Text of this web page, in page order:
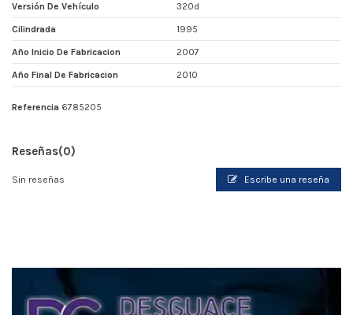
Versión De Vehículo 320d
Cilindrada 1995
Año Inicio De Fabricacion 2007
Año Final De Fabricacion 2010
Referencia 6785205
Reseñas(0)
Sin reseñas Escribe una reseña